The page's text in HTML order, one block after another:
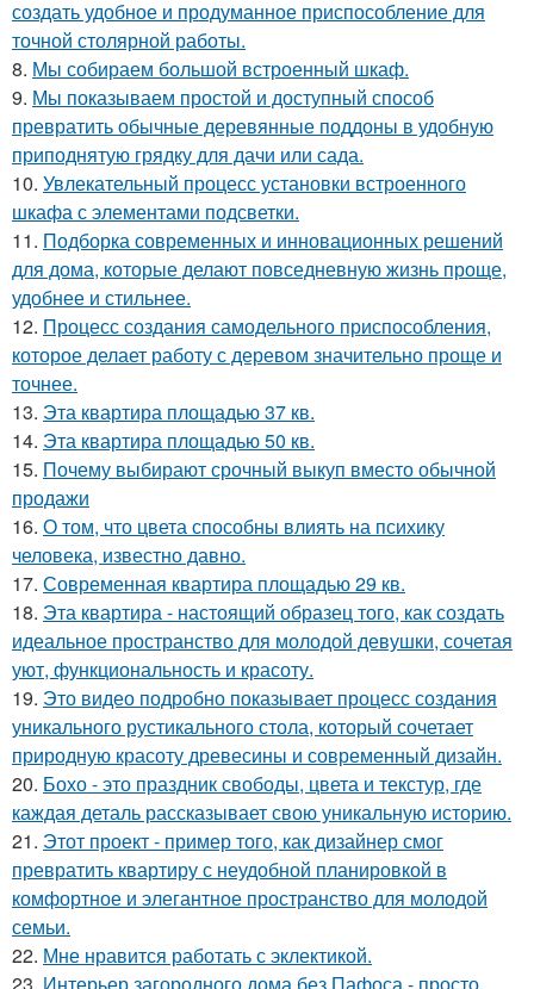
создать удобное и продуманное приспособление для
точной столярной работы.
8. Мы собираем большой встроенный шкаф.
9. Мы показываем простой и доступный способ
превратить обычные деревянные поддоны в удобную
приподнятую грядку для дачи или сада.
10. Увлекательный процесс установки встроенного
шкафа с элементами подсветки.
11. Подборка современных и инновационных решений
для дома, которые делают повседневную жизнь проще,
удобнее и стильнее.
12. Процесс создания самодельного приспособления,
которое делает работу с деревом значительно проще и
точнее.
13. Эта квартира площадью 37 кв.
14. Эта квартира площадью 50 кв.
15. Почему выбирают срочный выкуп вместо обычной
продажи
16. О том, что цвета способны влиять на психику
человека, известно давно.
17. Современная квартира площадью 29 кв.
18. Эта квартира - настоящий образец того, как создать
идеальное пространство для молодой девушки, сочетая
уют, функциональность и красоту.
19. Это видео подробно показывает процесс создания
уникального рустикального стола, который сочетает
природную красоту древесины и современный дизайн.
20. Бохо - это праздник свободы, цвета и текстур, где
каждая деталь рассказывает свою уникальную историю.
21. Этот проект - пример того, как дизайнер смог
превратить квартиру с неудобной планировкой в
комфортное и элегантное пространство для молодой
семьи.
22. Мне нравится работать с эклектикой.
23. Интерьер загородного дома без Пафоса - просто,